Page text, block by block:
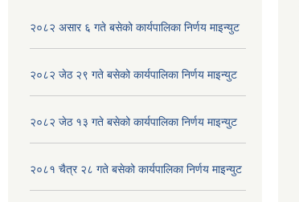
२०८२ असार ६ गते बसेको कार्यपालिका निर्णय माइन्युट
२०८२ जेठ २९ गते बसेको कार्यपालिका निर्णय माइन्युट
२०८२ जेठ १३ गते बसेको कार्यपालिका निर्णय माइन्युट
२०८१ चैत्र २८ गते बसेको कार्यपालिका निर्णय माइन्युट